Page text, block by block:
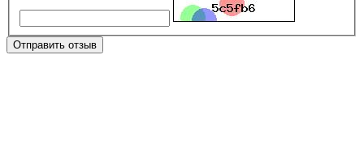
Отправить отзыв